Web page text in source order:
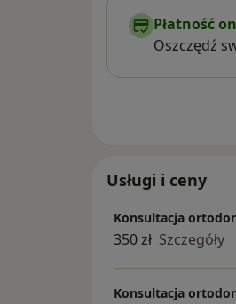
Płatność
Oszczędź
Usługi i ceny
Konsultacja
350 zł Szczegóły
Konsultacja